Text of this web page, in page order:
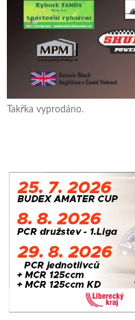
Takřka vyprodáno.